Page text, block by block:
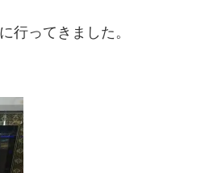
行ってきました。